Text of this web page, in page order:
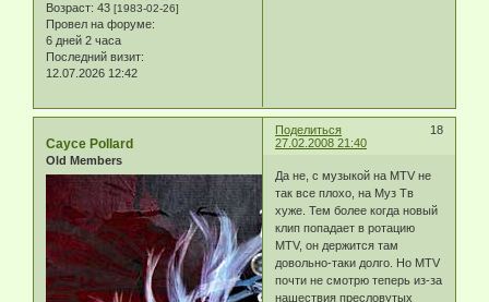
Возраст: 43 [1983-02-26]
Провел на форуме:
6 дней 2 часа
Последний визит:
12.07.2026 12:42
Поделиться
18
27.02.2008 21:40
Cayce Pollard
Old Members
Да не, с музыкой на МТV не
так все плохо, на Муз Тв
хуже. Тем более когда новый
клип попадает в ротацию
МТV, он держится там
довольно-таки долго. Но МТV
почти не смотрю теперь из-за
нашествия пресловутых